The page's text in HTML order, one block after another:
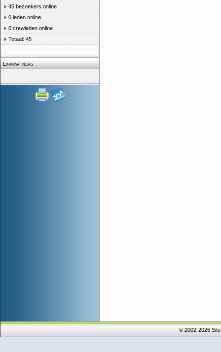
45 bezoekers online
0 leden online
0 crewleden online
Totaal: 45
Linkpartners
© 2002-2026